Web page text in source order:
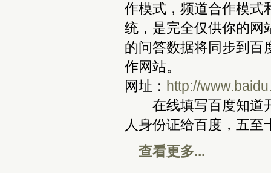
作模式，频道合作模式
统，是完全仅供你的网
的问答数据将同步到百
作网站。
网址： http://
在线填写百度知道开
人身份证给百度，五
查看更多...